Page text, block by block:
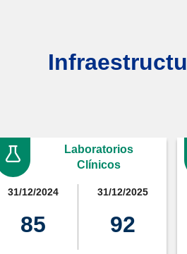
Laboratorios
Clínicos
31/12/2024
85
31/12/2025
92